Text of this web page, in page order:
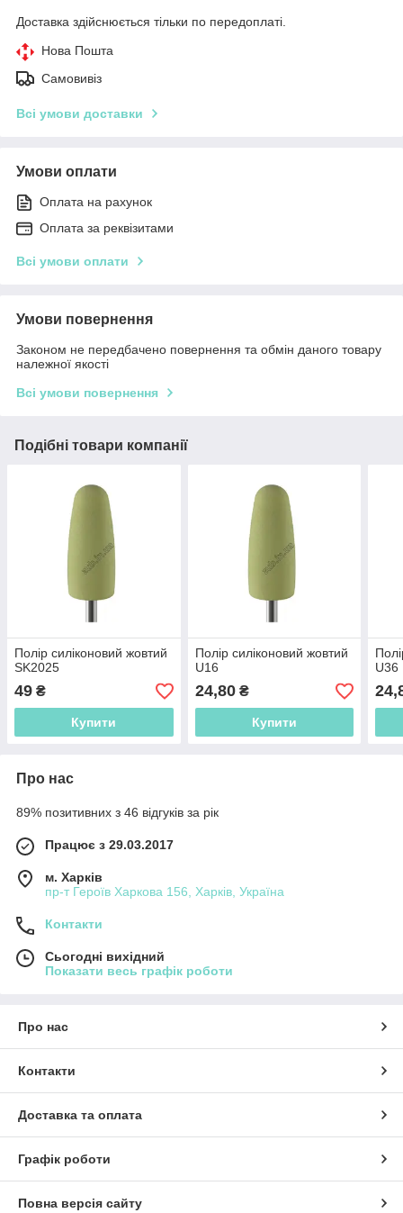
Доставка здійснюється тільки по передоплаті.
Нова Пошта
Самовивіз
Всі умови доставки
Умови оплати
Оплата на рахунок
Оплата за реквізитами
Всі умови оплати
Умови повернення
Законом не передбачено повернення та обмін даного товару
належної якості
Всі умови повернення
Подібні товари компанії
Полір силіконовий жовтий
SK2025
49 ₴
Купити
Полір силіконовий жовтий
U16
24,80₴
Купити
U36
Про нас
89% позитивних з 46 відгуків за рік
Працює з 29.03.2017
м. Харків
пр-т Героїв Харкова 156, Харків, Україна
Контакти
Сьогодні вихідний
Показати весь графік роботи
Про нас
Контакти
Доставка та оплата
Графік роботи
Повна версія сайту